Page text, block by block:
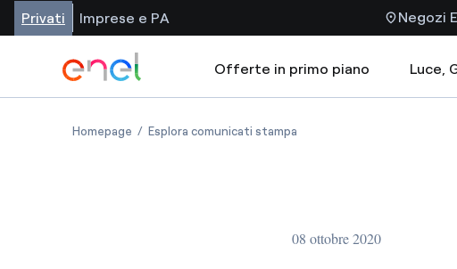
Privati Imprese e PA Negozi
Offerte in primo piano Luce,
Homepage Esplora comunicati stampa
08 ottobre 2020